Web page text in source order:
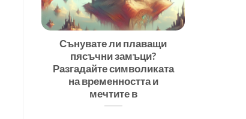
Сънувате ли плаващи
пясъчни замъци?
Разгадайте символиката
на временността и
мечтите в